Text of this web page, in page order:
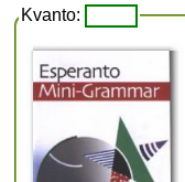
Kvanto: